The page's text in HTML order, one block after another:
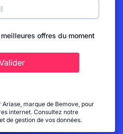
offres du moment
marque de Bemove, pour
internet. Consultez notre
et de gestion de vos données.